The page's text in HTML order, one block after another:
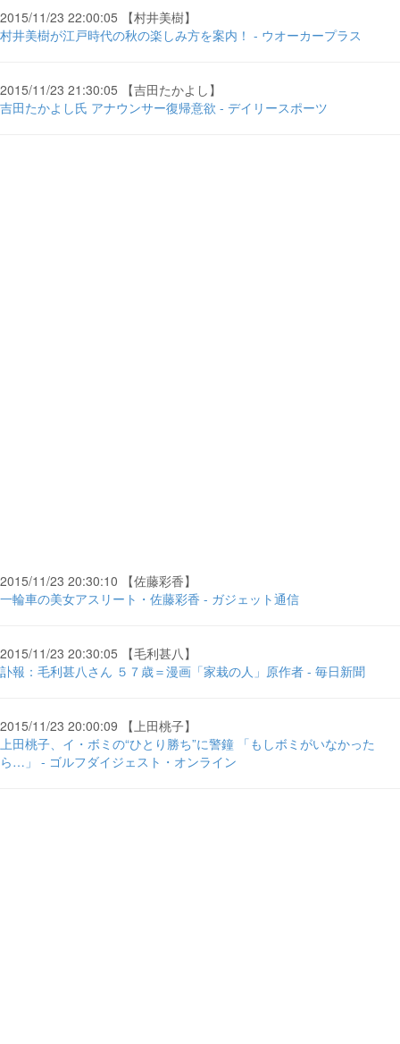
2015/11/23 22:00:05 【村井美樹】
村井美樹が江戸時代の秋の楽しみ方を案内！ - ウオーカープラス
2015/11/23 21:30:05 【吉田たかよし】
吉田たかよし氏 アナウンサー復帰意欲 - デイリースポーツ
2015/11/23 20:30:10 【佐藤彩香】
一輪車の美女アスリート・佐藤彩香 - ガジェット通信
2015/11/23 20:30:05 【毛利甚八】
訃報：毛利甚八さん ５７歳＝漫画「家栽の人」原作者 - 毎日新聞
2015/11/23 20:00:09 【上田桃子】
上田桃子、イ・ボミの“ひとり勝ち”に警鐘 「もしボミがいなかった
ら…」 - ゴルフダイジェスト・オンライン